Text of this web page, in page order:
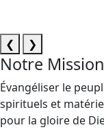
❮ ❯
Notre Mission
Évangéliser le
spirituels et
pour la gloire de